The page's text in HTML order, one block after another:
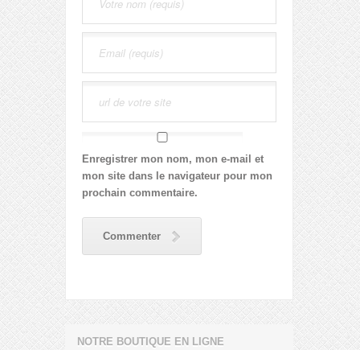
Enregistrer mon nom, mon e-mail et
mon site dans le navigateur pour mon
prochain commentaire.
Commenter
NOTRE BOUTIQUE EN LIGNE